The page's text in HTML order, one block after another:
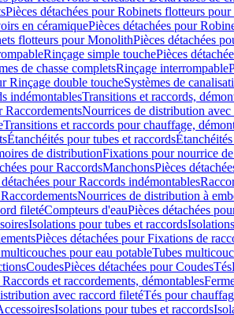
Pièces détachées pour Robinets flotteurs
en céramiquePièces détachées pour
flotteurs pour MonolithPièces détachées
Rinçage simple touchePièces
de chasse completsRinçage interrompable
Rinçage double toucheSystèmes de
indémontablesTransitions et raccords,
RaccordementsNourrices de distribution
Transitions et raccords pour chauffage,
Étanchéités pour tubes et raccords
de distributionFixations pour nourrice
pour RaccordsManchonsPièces
pour Raccords indémontables
Nourrices de distribution à
filetéCompteurs d'eauPièces détachées
Isolations pour tubes et raccords
Pièces détachées pour Fixations de
pour eau potableTubes
CoudesPièces détachées pour CoudesTés
et raccordements, démontables
avec raccord filetéTés pour
Isolations pour tubes et raccords